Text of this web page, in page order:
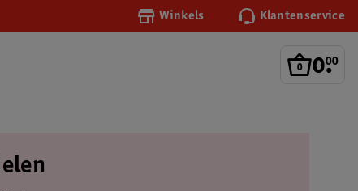
Winkels Klantenservice
0.
00